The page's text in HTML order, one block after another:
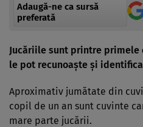
Adaugă-ne ca sursă
preferată
Jucăriile sunt printre
le pot recunoaşte şi
Aproximativ jumătate din
copil de un an sunt cuvinte
mare parte jucării.